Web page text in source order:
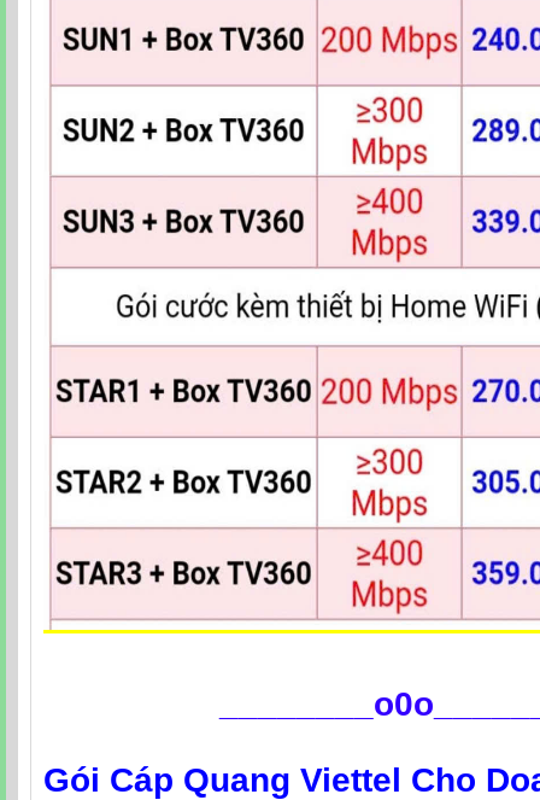
Gói Cáp Quang Viettel Cho